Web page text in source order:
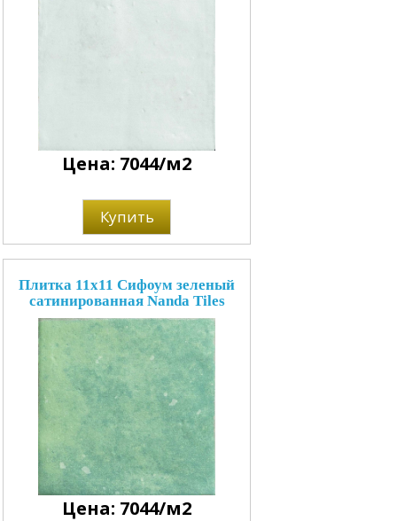
Цена: 7044/м2
Купить
Плитка 11x11 Сифоум зеленый
сатинированная Nanda Tiles
Цена: 7044/м2